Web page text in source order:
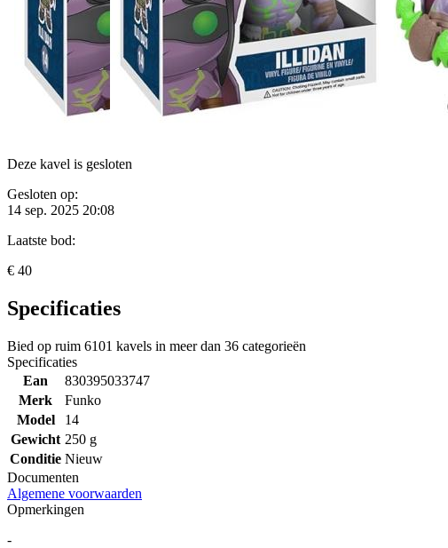
Deze kavel is gesloten
Gesloten op:
14 sep. 2025 20:08
Laatste bod:
€ 40
Specificaties
Bied op ruim 6101 kavels in meer dan 36 categorieën
Specificaties
Ean
830395033747
Merk
Funko
Model
14
Gewicht 250 g
Conditie Nieuw
Documenten
Algemene voorwaarden
Opmerkingen
-